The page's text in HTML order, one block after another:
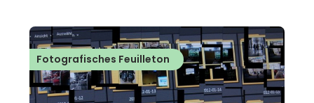
Fotografisches Feuilleton